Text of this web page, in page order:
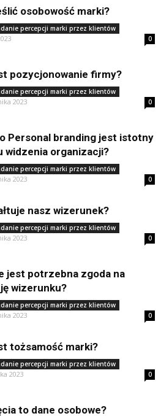
osobowość marki?
percepcji marki przez klientów
0
pozycjonowanie firmy?
percepcji marki przez klientów
2023 0
Personal branding jest istotny
widzenia organizacji?
percepcji marki przez klientów
2023 0
nasz wizerunek?
percepcji marki przez klientów
2023 0
jest potrzebna zgoda na
wizerunku?
percepcji marki przez klientów
2023 0
tożsamość marki?
percepcji marki przez klientów
2023 0
to dane osobowe?